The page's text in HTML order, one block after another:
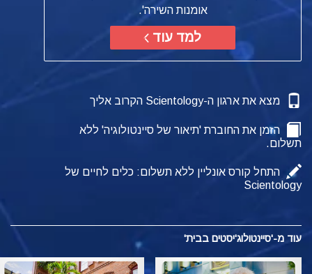
אומנות השירה'.
למד עוד
מצא את ארגון ה-Scientology הקרוב אליך
הזמן את החוברת 'תיאור של סיינטולוגיה' ללא
תשלום.
התחל קורס אונליין ללא תשלום: כלים לחיים של
Scientology
עוד מ-'סיינטולוג'יסטים בבית'